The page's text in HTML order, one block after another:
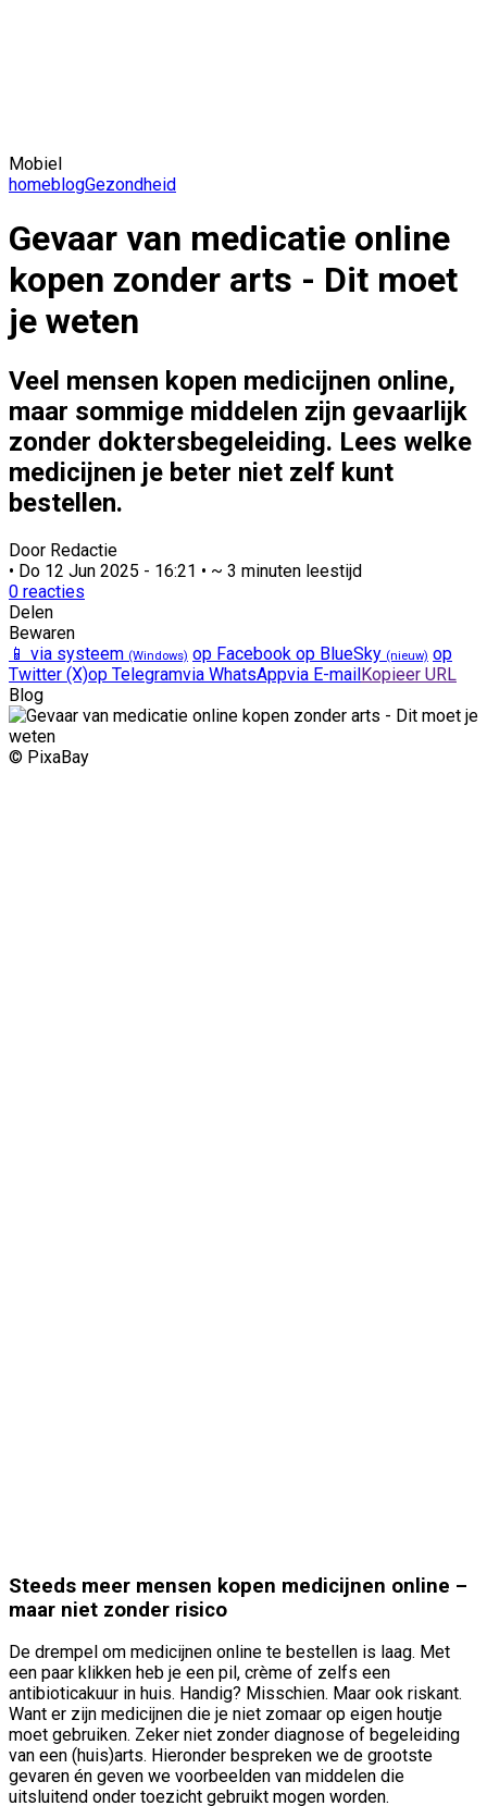
Mobiel
homeblogGezondheid
Gevaar van medicatie online
kopen zonder arts - Dit moet
je weten
Veel mensen kopen medicijnen online,
maar sommige middelen zijn gevaarlijk
zonder doktersbegeleiding. Lees welke
medicijnen je beter niet zelf kunt
bestellen.
Door Redactie
• Do 12 Jun 2025 - 16:21 • ~ 3 minuten leestijd
0 reacties
Delen
Bewaren
📱 via systeem (Windows) op Facebook op BlueSky (nieuw) op
Twitter (X)op Telegramvia WhatsAppvia E-mailKopieer URL
Blog
© PixaBay
Steeds meer mensen kopen medicijnen online –
maar niet zonder risico
De drempel om medicijnen online te bestellen is laag. Met
een paar klikken heb je een pil, crème of zelfs een
antibioticakuur in huis. Handig? Misschien. Maar ook riskant.
Want er zijn medicijnen die je niet zomaar op eigen houtje
moet gebruiken. Zeker niet zonder diagnose of begeleiding
van een (huis)arts. Hieronder bespreken we de grootste
gevaren én geven we voorbeelden van middelen die
uitsluitend onder toezicht gebruikt mogen worden.